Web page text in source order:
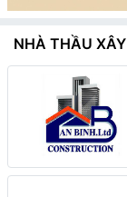
NHÀ THẦU